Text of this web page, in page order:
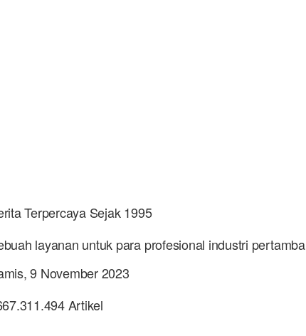
Terpercaya Sejak 1995
layanan untuk para profesional industri
9 November 2023
Artikel